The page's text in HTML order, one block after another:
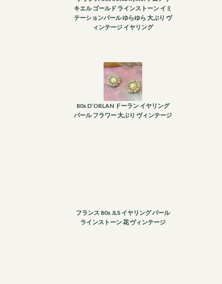
キエル ゴールド ラインストーン イミ
テーションパール ゆらゆら 大ぶり ヴ
ィンテージ イヤリング
80s D’ORLAN ドーラン イヤリング
パール フラワー 大ぶり ヴィンテージ
フランス 80s JLS イヤリング パール
ラインストーン 花 ヴィンテージ